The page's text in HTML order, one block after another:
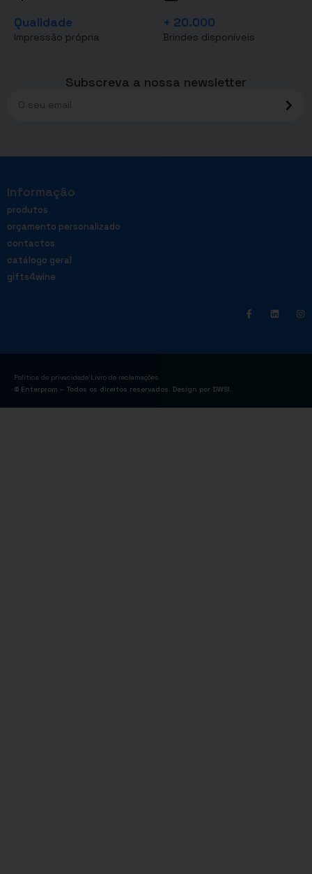
Qualidade
Impressão própria
+ 20.000
Brindes disponíveis
Subscreva a nossa newsletter
Informação
produtos
orçamento personalizado
contactos
catálogo geral
gifts4wine
Política de privacidade Livro de reclamações
© Enterprom – Todos os direitos reservados. Design por DWSI.